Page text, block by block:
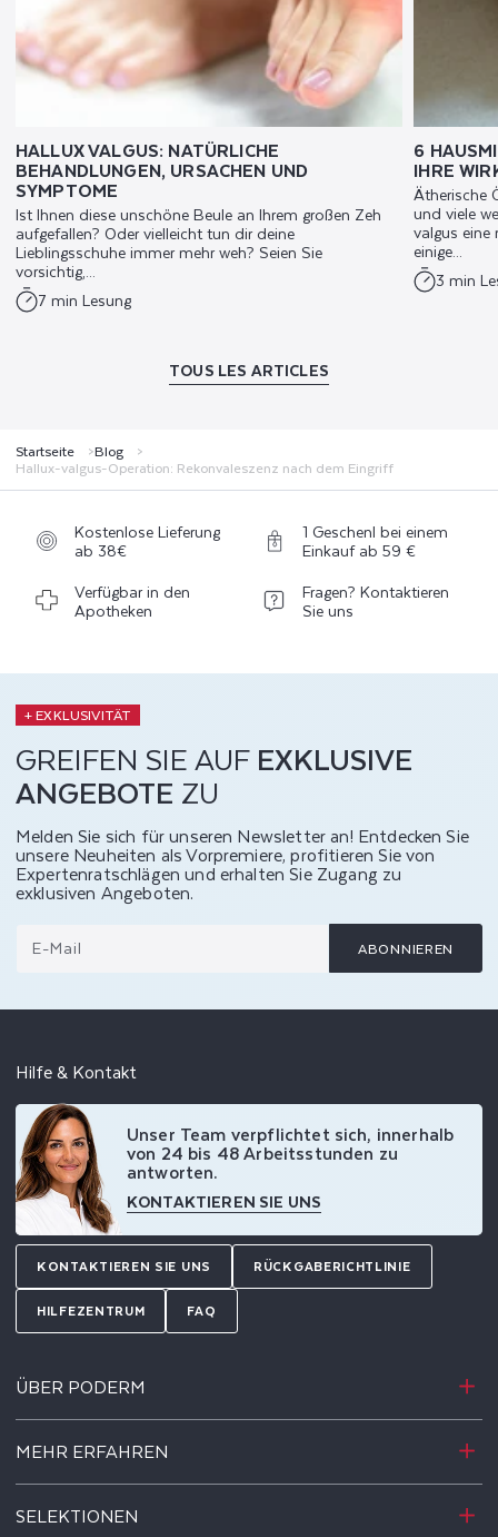
HALLUX VALGUS: NATÜRLICHE
BEHANDLUNGEN, URSACHEN UND
SYMPTOME
Ist Ihnen diese unschöne Beule an Ihrem großen Zeh
aufgefallen? Oder vielleicht tun dir deine
Lieblingsschuhe immer mehr weh? Seien Sie
vorsichtig,...
7 min Lesung
6
IHRE
Ätherische
und viele
valgus
einige...
3 min
TOUS LES ARTICLES
Startseite Blog
Hallux-valgus-Operation: Rekonvaleszenz nach dem Eingriff
Kostenlose Lieferung
ab 38€
1 Geschenl bei einem
Einkauf ab 59 €
Verfügbar in den
Apotheken
Fragen? Kontaktieren
Sie uns
+ EXKLUSIVITÄT
GREIFEN SIE AUFEXKLUSIVE
ANGEBOTE ZU
Melden Sie sich für unseren Newsletter an! Entdecken Sie
unsere Neuheiten als Vorpremiere, profitieren Sie von
Expertenratschlägen und erhalten Sie Zugang zu
exklusiven Angeboten.
E-Mail ABONNIEREN
Hilfe & Kontakt
Unser Team verpflichtet sich, innerhalb
von 24 bis 48 Arbeitsstunden zu
antworten.
KONTAKTIEREN SIE UNS
KONTAKTIEREN SIE UNS RÜCKGABERICHTLINIE
HILFEZENTRUM FAQ
ÜBER PODERM
MEHR ERFAHREN
SELEKTIONEN